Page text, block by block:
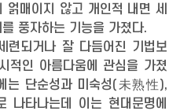
얽매이지 않고 개인적 내면 세
풍자하는 기능을 가졌다.
련되거나 잘 다듬어진 기법보
적인 아름다움에 관심을 가졌
는 단순성과 미숙성(未熟性),
나타나는데 이는 현대문명에